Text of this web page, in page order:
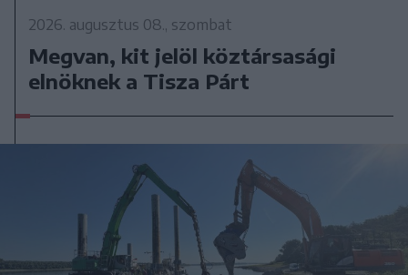
2026. augusztus 08., szombat
Megvan, kit jelöl köztársasági
elnöknek a Tisza Párt